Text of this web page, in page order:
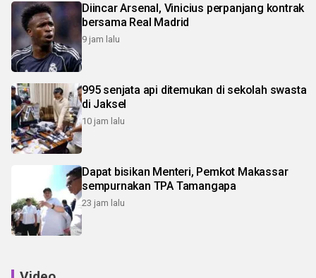
Diincar Arsenal, Vinicius perpanjang kontrak
bersama Real Madrid
9 jam lalu
995 senjata api ditemukan di sekolah swasta
di Jaksel
10 jam lalu
Dapat bisikan Menteri, Pemkot Makassar
sempurnakan TPA Tamangapa
23 jam lalu